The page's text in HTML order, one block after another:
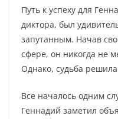
Путь к успеху для
диктора, был
запутанным. Начав
сфере, он никогда не
Однако, судьба
Все началось одним
Геннадий заметил